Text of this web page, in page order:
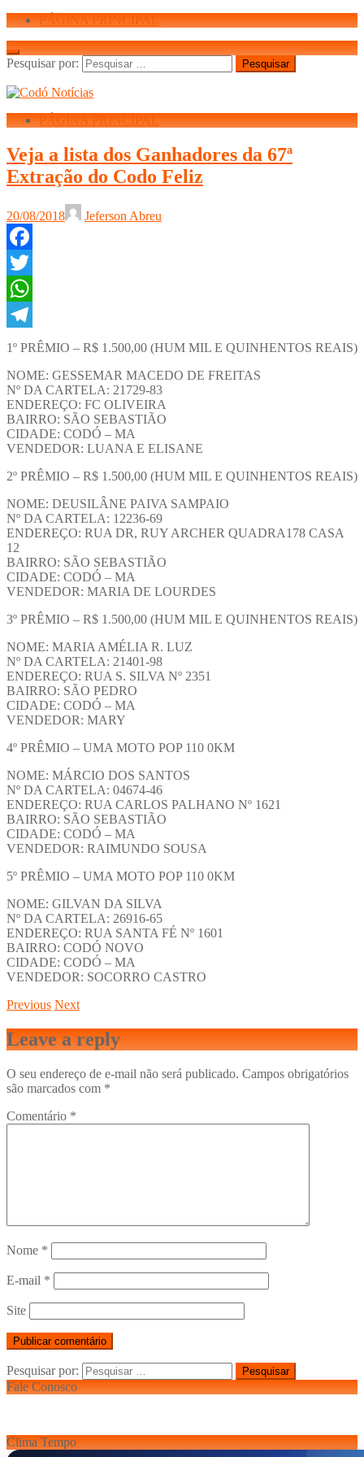
PÁGINA PRINCIPAL
Pesquisar por:
PÁGINA PRINCIPAL
Veja a lista dos Ganhadores da 67ª
Extração do Codo Feliz
20/08/2018 Jeferson Abreu
Facebook
Twitter
WhatsApp
Telegram
1º PRÊMIO – R$ 1.500,00 (HUM MIL E QUINHENTOS REAIS)
NOME: GESSEMAR MACEDO DE FREITAS
Nº DA CARTELA: 21729-83
ENDEREÇO: FC OLIVEIRA
BAIRRO: SÃO SEBASTIÃO
CIDADE: CODÓ – MA
VENDEDOR: LUANA E ELISANE
2º PRÊMIO – R$ 1.500,00 (HUM MIL E QUINHENTOS REAIS)
NOME: DEUSILÂNE PAIVA SAMPAIO
Nº DA CARTELA: 12236-69
ENDEREÇO: RUA DR, RUY ARCHER QUADRA178 CASA
12
BAIRRO: SÃO SEBASTIÃO
CIDADE: CODÓ – MA
VENDEDOR: MARIA DE LOURDES
3º PRÊMIO – R$ 1.500,00 (HUM MIL E QUINHENTOS REAIS)
NOME: MARIA AMÉLIA R. LUZ
Nº DA CARTELA: 21401-98
ENDEREÇO: RUA S. SILVA Nº 2351
BAIRRO: SÃO PEDRO
CIDADE: CODÓ – MA
VENDEDOR: MARY
4º PRÊMIO – UMA MOTO POP 110 0KM
NOME: MÁRCIO DOS SANTOS
Nº DA CARTELA: 04674-46
ENDEREÇO: RUA CARLOS PALHANO Nº 1621
BAIRRO: SÃO SEBASTIÃO
CIDADE: CODÓ – MA
VENDEDOR: RAIMUNDO SOUSA
5º PRÊMIO – UMA MOTO POP 110 0KM
NOME: GILVAN DA SILVA
Nº DA CARTELA: 26916-65
ENDEREÇO: RUA SANTA FÉ Nº 1601
BAIRRO: CODÓ NOVO
CIDADE: CODÓ – MA
VENDEDOR: SOCORRO CASTRO
Previous Next
Leave a reply
O seu endereço de e-mail não será publicado. Campos obrigatórios
são marcados com *
Comentário *
Nome *
E-mail *
Site
Pesquisar por:
Fale Conosco
Clima Tempo